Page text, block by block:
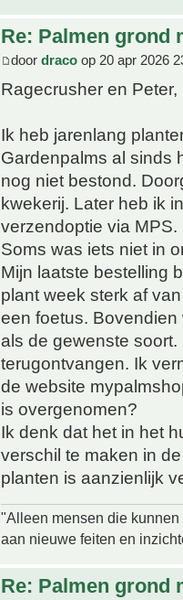
Re: Palmen grond
door draco op 20 apr 2026
Ragecrusher en Peter,
Ik heb jarenlang
Gardenpalms al sinds
nog niet bestond.
kwekerij. Later heb ik
verzendoptie via MPS.
Soms was iets niet in
Mijn laatste bestelling
plant week sterk af
een foetus.
als de gewenste
terugontvangen. Ik
de website
is overgenomen?
Ik denk dat het in het
verschil te maken in
planten is aanzienlijk
"Alleen mensen die
aan nieuwe feiten en
Re: Palmen grond